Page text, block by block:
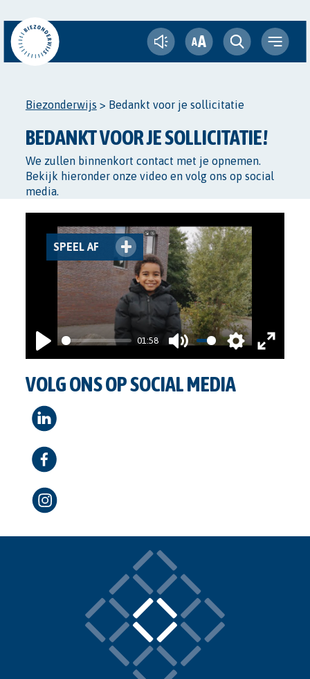
AA
Biezonderwijs > Bedankt voor je sollicitatie
BEDANKT VOOR JE SOLLICITATIE!
We zullen binnenkort contact met je opnemen.
Bekijk hieronder onze video en volg ons op social
media.
PLAY
01:58
MUTE SETTINGSENTER
PLAY
VOLG ONS OP SOCIAL MEDIA